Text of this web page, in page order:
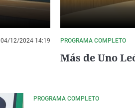
04/12/2024 14:19 PROGRAMA COMPLETO
Más de Uno
PROGRAMA COMPLETO